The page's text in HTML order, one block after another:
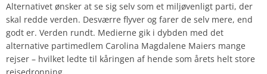
Alternativet ønsker at se sig selv som et miljøvenligt parti, der
skal redde verden. Desværre flyver og farer de selv mere, end
godt er. Verden rundt. Medierne gik i dybden med det
alternative partimedlem Carolina Magdalene Maiers mange
rejser – hvilket ledte til kåringen af hende som årets helt store